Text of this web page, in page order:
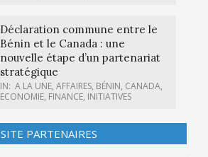
Déclaration commune entre le
Bénin et le Canada : une
nouvelle étape d’un partenariat
stratégique
IN: A LA UNE, AFFAIRES, BÉNIN, CANADA,
ECONOMIE, FINANCE, INITIATIVES
SITE PARTENAIRES